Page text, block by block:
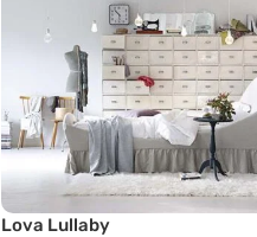
Lova Lullaby